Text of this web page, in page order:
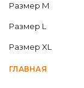
Размер M
Размер L
Размер XL
ГЛАВНАЯ